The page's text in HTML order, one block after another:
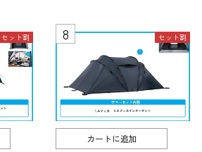
セット割 セット割
カートに追加